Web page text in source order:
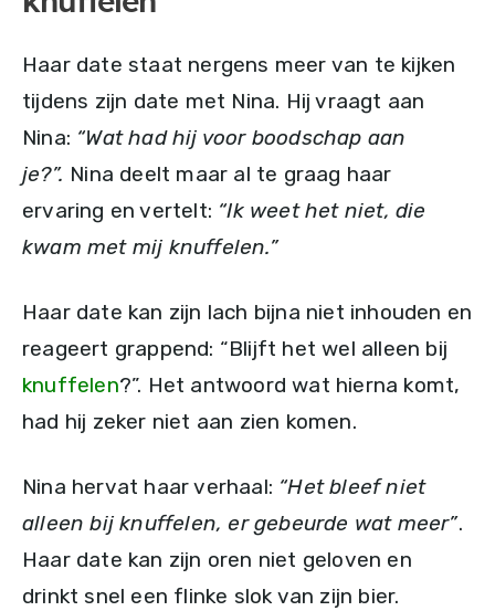
Haar date staat nergens meer van te kijken
tijdens zijn date met Nina. Hij vraagt aan
Nina: “Wat had hij voor boodschap aan
je?”. Nina deelt maar al te graag haar
ervaring en vertelt: “Ik weet het niet, die
kwam met mij knuffelen.”
Haar date kan zijn lach bijna niet inhouden en
reageert grappend: “Blijft het wel alleen bij
knuffelen?”. Het antwoord wat hierna komt,
had hij zeker niet aan zien komen.
Nina hervat haar verhaal: “Het bleef niet
alleen bij knuffelen, er gebeurde wat meer”.
Haar date kan zijn oren niet geloven en
drinkt snel een flinke slok van zijn bier.